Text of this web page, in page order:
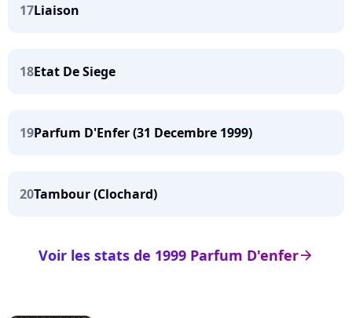
17Liaison
18Etat De Siege
19Parfum D'Enfer (31 Decembre 1999)
20Tambour (Clochard)
arrow_right
Voir les stats de 1999 Parfum D'enfer